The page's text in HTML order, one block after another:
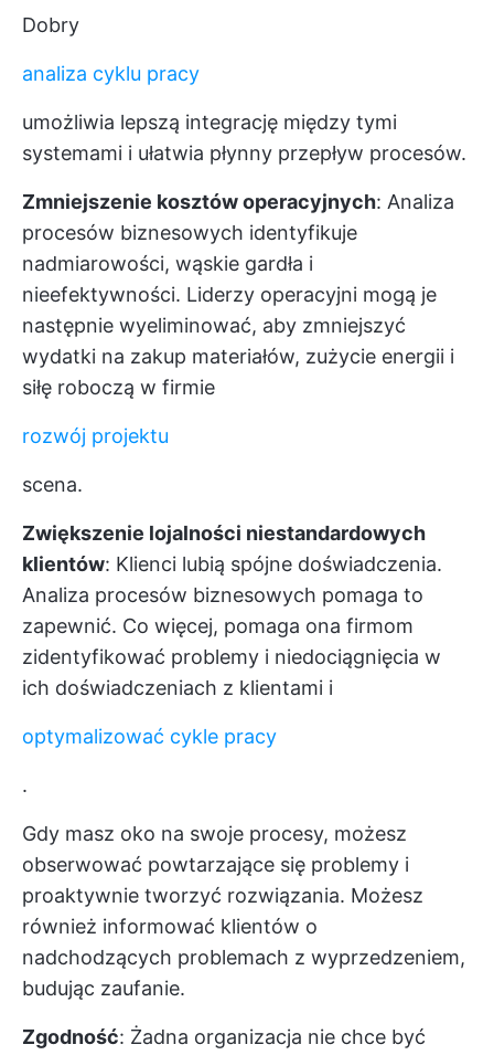
Dobry
analiza cyklu pracy
umożliwia lepszą integrację między tymi
systemami i ułatwia płynny przepływ procesów.
Zmniejszenie kosztów operacyjnych: Analiza
procesów biznesowych identyfikuje
nadmiarowości, wąskie gardła i
nieefektywności. Liderzy operacyjni mogą je
następnie wyeliminować, aby zmniejszyć
wydatki na zakup materiałów, zużycie energii i
siłę roboczą w firmie
rozwój projektu
scena.
Zwiększenie lojalności niestandardowych
klientów: Klienci lubią spójne doświadczenia.
Analiza procesów biznesowych pomaga to
zapewnić. Co więcej, pomaga ona firmom
zidentyfikować problemy i niedociągnięcia w
ich doświadczeniach z klientami i
optymalizować cykle pracy
.
Gdy masz oko na swoje procesy, możesz
obserwować powtarzające się problemy i
proaktywnie tworzyć rozwiązania. Możesz
również informować klientów o
nadchodzących problemach z wyprzedzeniem,
budując zaufanie.
Zgodność: Żadna organizacja nie chce być